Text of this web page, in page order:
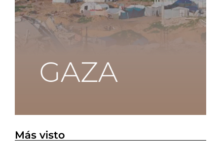
Más visto